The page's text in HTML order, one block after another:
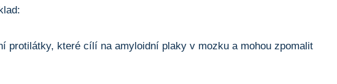
protilátky, které cílí na amyloidní plaky v mozku a mohou zpomalit